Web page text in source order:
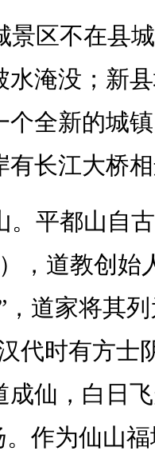
景区不在县
水淹没；新
个全新的城
有长江大桥
。平都山自
，道教创始
，道家将其
代时有方士
成仙，白日
。作为仙山